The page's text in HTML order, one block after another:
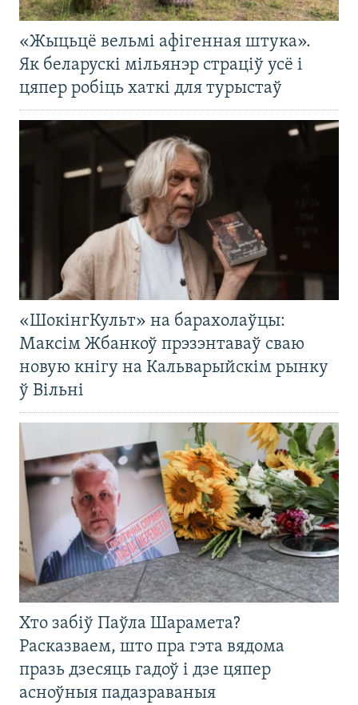
«Жыцьцё вельмі афігенная штука».
Як беларускі мільянэр страціў усё і
цяпер робіць хаткі для турыстаў
«ШокінгКульт» на барахолаўцы:
Максім Жбанкоў прэзэнтаваў сваю
новую кнігу на Кальварыйскім рынку
ў Вільні
Хто забіў Паўла Шарамета?
Расказваем, што пра гэта вядома
празь дзесяць гадоў і дзе цяпер
асноўныя падазраваныя